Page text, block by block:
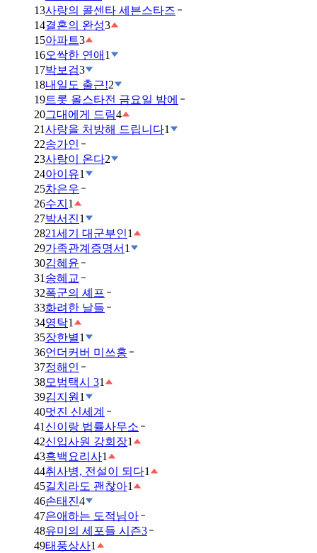
13사랑의 콜센타 세븐스타즈
14결혼의 완성3
15아파트3
16오싹한 연애 1
17박보검3
18내일도 출근!2
19트롯 올스타전 금요일 밤에
20그대에게 드림4
21사랑을 처방해 드립니다1
22송가인
23사랑이 온다2
24아이유1
25차은우
26수지 1
27박서진1
2821세기 대군부인1
29가족관계증명서 1
30김혜윤
31 송혜교
32폭군의 셰프
33화려한 날들
34영탁1
35장한별1
36언더커버 미쓰홍
37정해인
38모범택시 31
39김지원 1
40멋진 신세계
41 신이랑 법률사무소
42신입사원 강회장1
43흑백요리사1
44취사병, 전설이 되다1
45길치라도 괜찮아1
46손태진4
47은애하는 도적님아
48유미의 세포들 시즌3
49태풍상사1